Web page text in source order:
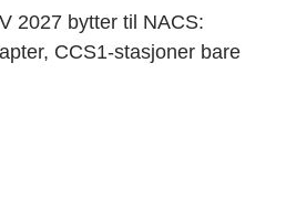
2027 bytter til NACS:
CCS1-stasjoner bare